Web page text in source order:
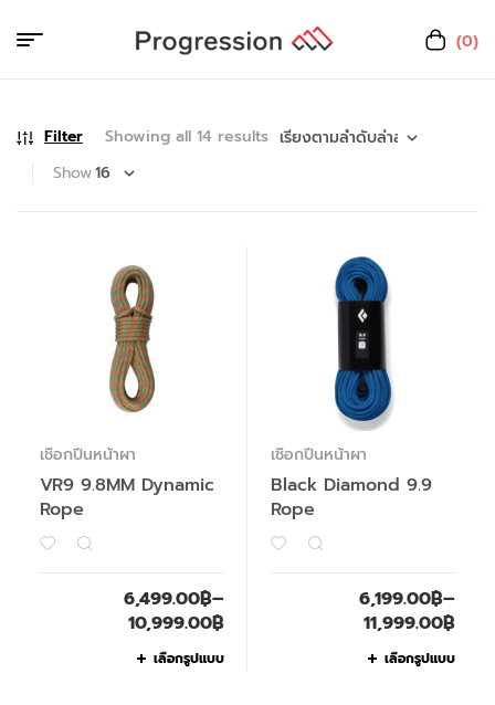
(0)
Filter
Showing all 14 results
Show
เชือกปีนหน้าผา
VR9 9.8MM Dynamic
Rope
6,499.00฿–
10,999.00฿
เลือกรูปแบบ
เชือกปีนหน้าผา
Black Diamond 9.9
Rope
6,199.00฿–
11,999.00฿
เลือกรูปแบบ